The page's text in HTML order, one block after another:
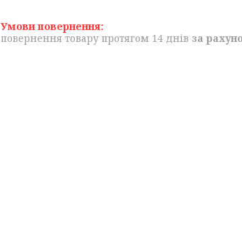
повернення товару протягом 14 днів за